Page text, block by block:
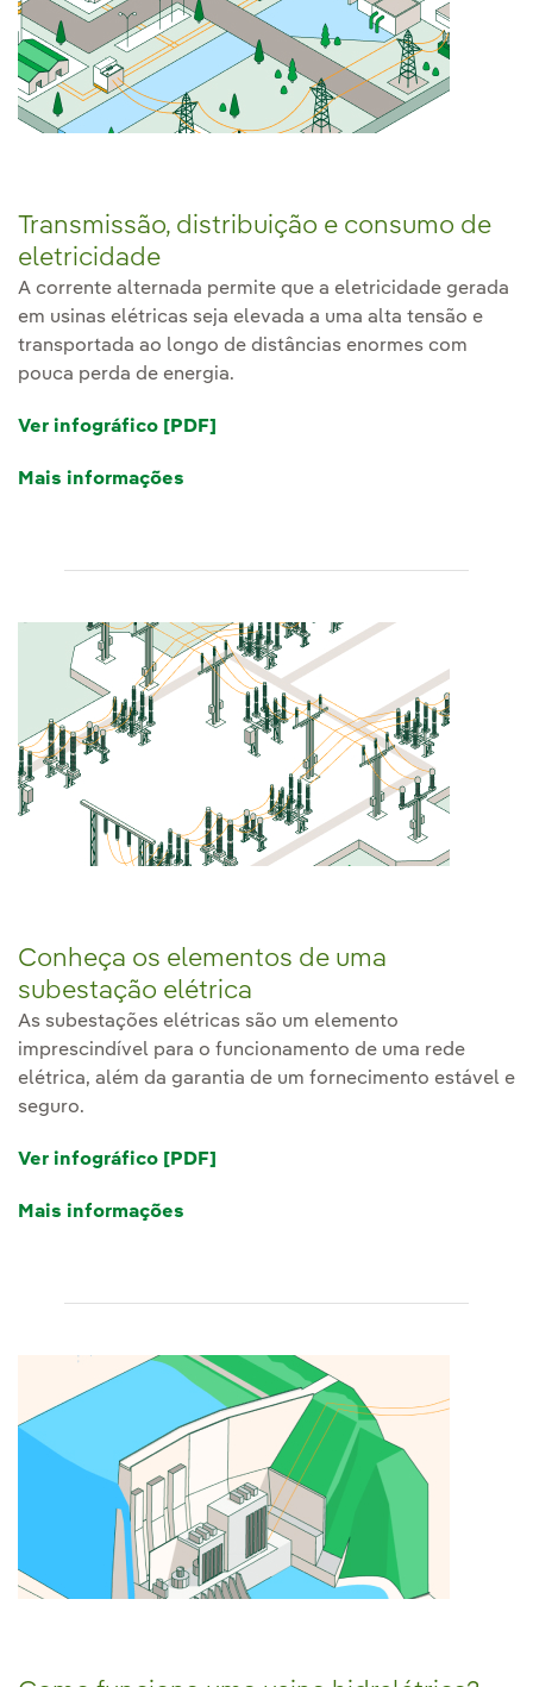
Transmissão, distribuição e consumo de
eletricidade
A corrente alternada permite que a eletricidade gerada
em usinas elétricas seja elevada a uma alta tensão e
transportada ao longo de distâncias enormes com
pouca perda de energia.
Ver infográfico [PDF]
Mais informações
Conheça os elementos de uma
subestação elétrica
As subestações elétricas são um elemento
imprescindível para o funcionamento de uma rede
elétrica, além da garantia de um fornecimento estável e
seguro.
Ver infográfico [PDF]
Mais informações